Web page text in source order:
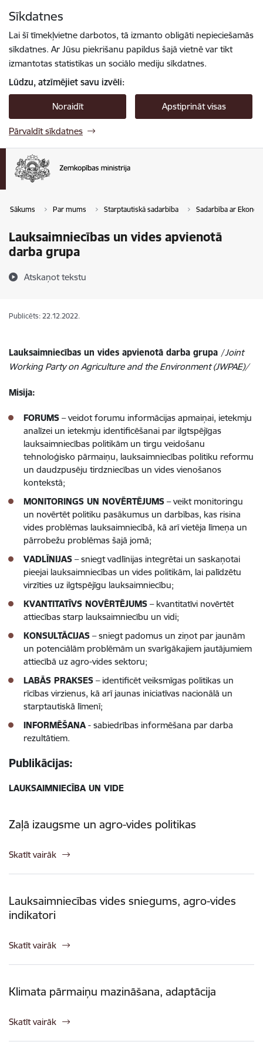
Sīkdatnes
Lai šī tīmekļvietne darbotos, tā izmanto obligāti nepieciešamās
sīkdatnes. Ar Jūsu piekrišanu papildus šajā vietnē var tikt
izmantotas statistikas un sociālo mediju sīkdatnes.
Lūdzu, atzīmējiet savu izvēli:
Noraidīt Apstiprināt visas
Pārvaldīt sīkdatnes
Sākums Par mums Starptautiskā sadarbība Sadarbība ar
Lauksaimniecības un vides apvienotā
darba grupa
Atskaņot tekstu
Publicēts: 22.12.2022.
Lauksaimniecības un vides apvienotā darba grupa /Joint
Working Party on Agriculture and the Environment (JWPAE)/
Misija:
FORUMS – veidot forumu informācijas apmaiņai, ietekmju
analīzei un ietekmju identificēšanai par ilgtspējīgas
lauksaimniecības politikām un tirgu veidošanu
tehnoloģisko pārmaiņu, lauksaimniecības politiku reformu
un daudzpusēju tirdzniecības un vides vienošanos
kontekstā;
MONITORINGS UN NOVĒRTĒJUMS – veikt monitoringu
un novērtēt politiku pasākumus un darbības, kas risina
vides problēmas lauksaimniecībā, kā arī vietēja līmeņa un
pārrobežu problēmas šajā jomā;
VADLĪNIJAS – sniegt vadlīnijas integrētai un saskaņotai
pieejai lauksaimniecības un vides politikām, lai palīdzētu
virzīties uz ilgtspējīgu lauksaimniecību;
KVANTITATĪVS NOVĒRTĒJUMS – kvantitatīvi novērtēt
attiecības starp lauksaimniecību un vidi;
KONSULTĀCIJAS – sniegt padomus un ziņot par jaunām
un potenciālām problēmām un svarīgākajiem jautājumiem
attiecībā uz agro-vides sektoru;
LABĀS PRAKSES – identificēt veiksmīgas politikas un
rīcības virzienus, kā arī jaunas iniciatīvas nacionālā un
starptautiskā līmenī;
INFORMĒŠANA- sabiedrības informēšana par darba
rezultātiem.
Publikācijas:
LAUKSAIMNIECĪBA UN VIDE
Zaļā izaugsme un agro-vides politikas
Skatīt vairāk
Lauksaimniecības vides sniegums, agro-vides
indikatori
Skatīt vairāk
Klimata pārmaiņu mazināšana, adaptācija
Skatīt vairāk